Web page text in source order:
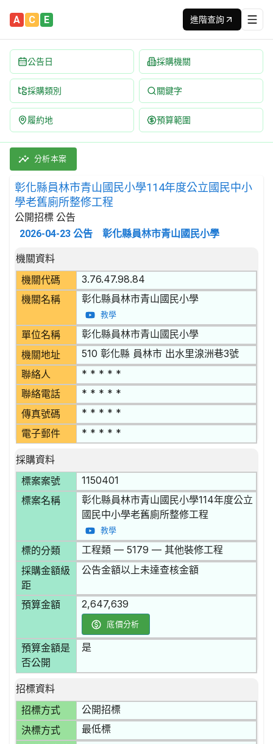
A C E 進階查詢
公告日 採購機關
採購類別 關鍵字
履約地 預算範圍
彰化縣員林市青山國民小學114年度公立國民中小學老舊廁
採購類別：工程類 其他裝修工程 | 招標方式：公開招標 |
分析本案
彰化縣員林市青山國民小學114年度公立國民中小
學老舊廁所整修工程
公開招標 公告
2026-04-23 公告 彰化縣員林市青山國民小學
招標公告詳細內容
機關資料
機關代碼
3.76.47.98.84
機關名稱 彰化縣員林市青山國民小學
教學
單位名稱 彰化縣員林市青山國民小學
機關地址 510 彰化縣 員林市 出水里湶洲巷3號
聯絡人 * * * * *
聯絡電話 * * * * *
傳真號碼 * * * * *
電子郵件 * * * * *
採購資料
標案案號
1150401
標案名稱
彰化縣員林市青山國民小學114年度公立
國民中小學老舊廁所整修工程
教學
標的分類 工程類 — 5179 — 其他裝修工程
採購金額級
距
公告金額以上未達查核金額
預算金額 2,647,639
底價分析
預算金額是
否公開
是
招標資料
招標方式
公開招標
決標方式 最低標